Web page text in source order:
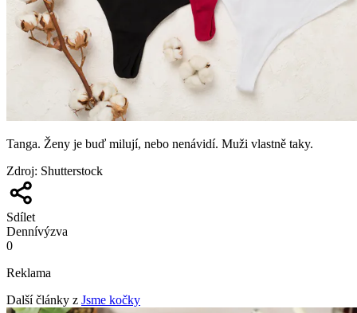
Tanga. Ženy je buď milují, nebo nenávidí. Muži vlastně taky.
Zdroj: Shutterstock
Sdílet
Dennívýzva
0
Reklama
Další články z Jsme kočky